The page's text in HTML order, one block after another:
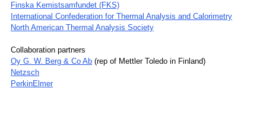
Finska Kemistsamfundet (FKS)
International Confederation for Thermal Analysis and Calorimetry
North American Thermal Analysis Society
Collaboration partners
Oy G. W. Berg & Co Ab (rep of Mettler Toledo in Finland)
Netzsch
PerkinElmer